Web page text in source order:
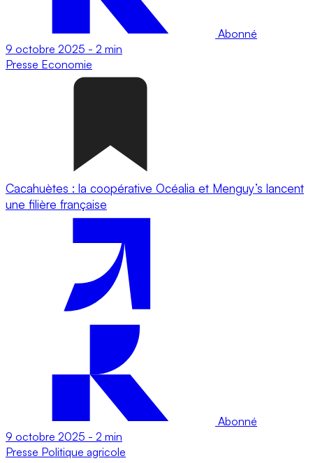
Abonné
9 octobre 2025 - 2 min
Presse Economie
Cacahuètes : la coopérative Océalia et Menguy’s lancent
une filière française
Abonné
9 octobre 2025 - 2 min
Presse Politique agricole